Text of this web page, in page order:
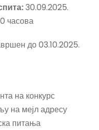
30.09.2025.
часова
до 03.10.2025.
на конкурс
на мејл адресу
питања